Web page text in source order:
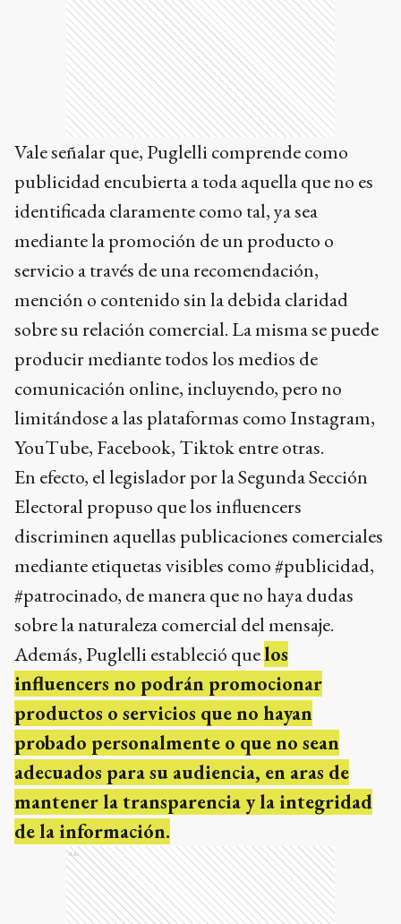
Vale señalar que, Puglelli comprende como
publicidad encubierta a toda aquella que no es
identificada claramente como tal, ya sea
mediante la promoción de un producto o
servicio a través de una recomendación,
mención o contenido sin la debida claridad
sobre su relación comercial. La misma se puede
producir mediante todos los medios de
comunicación online, incluyendo, pero no
limitándose a las plataformas como Instagram,
YouTube, Facebook, Tiktok entre otras.
En efecto, el legislador por la Segunda Sección
Electoral propuso que los influencers
discriminen aquellas publicaciones comerciales
mediante etiquetas visibles como #publicidad,
#patrocinado, de manera que no haya dudas
sobre la naturaleza comercial del mensaje.
Además, Puglelli estableció quelos
influencers no podrán promocionar
productos o servicios que no hayan
probado personalmente o que no sean
adecuados para su audiencia, en aras de
mantener la transparencia y la integridad
de la información.
Ads